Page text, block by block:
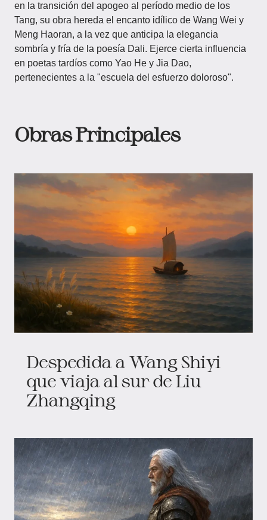
en la transición del apogeo al período medio de los
Tang, su obra hereda el encanto idílico de Wang Wei y
Meng Haoran, a la vez que anticipa la elegancia
sombría y fría de la poesía Dali. Ejerce cierta influencia
en poetas tardíos como Yao He y Jia Dao,
pertenecientes a la "escuela del esfuerzo doloroso".
Obras Principales
Despedida a Wang Shiyi
que viaja al sur de Liu
Zhangqing